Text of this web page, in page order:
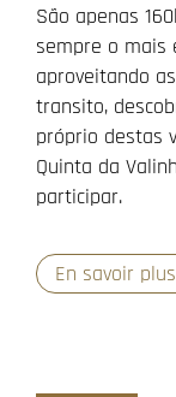
São apenas
sempre o mais
aproveitando
transito,
próprio destas
Quinta da
participar.
En savoir